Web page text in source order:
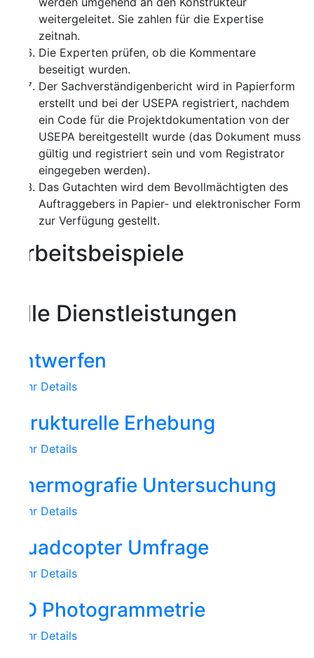
weitergeleitet. Sie zahlen für die Expertise
zeitnah.
Die Experten prüfen, ob die Kommentare
beseitigt wurden.
Der Sachverständigenbericht wird in Papierform
erstellt und bei der USEPA registriert, nachdem
ein Code für die Projektdokumentation von der
USEPA bereitgestellt wurde (das Dokument muss
gültig und registriert sein und vom Registrator
eingegeben werden).
Das Gutachten wird dem Bevollmächtigten des
Auftraggebers in Papier- und elektronischer Form
zur Verfügung gestellt.
Dienstleistungen
Details
Erhebung
Details
Untersuchung
Details
Umfrage
Details
Photogrammetrie
Details